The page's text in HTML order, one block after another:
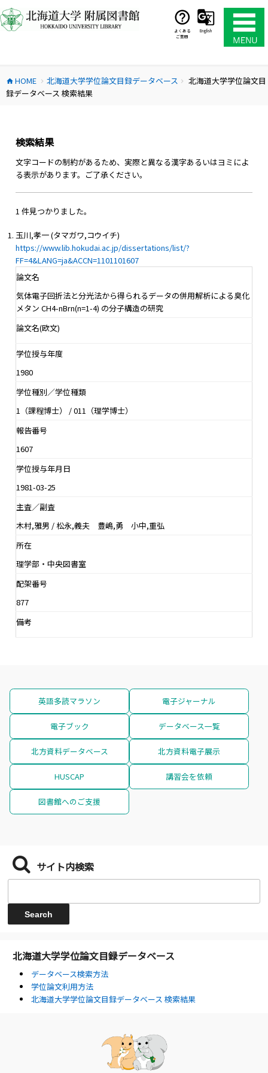
ン
テ
ス
キ
よくある
ご質問
English
home HOME chevron_right 北海道大学学位論文目録データベース chevron_right
北海道大学学位論文目
録データベース 検索結果
検索結果
文字コードの制約があるため、実際と異なる漢字あるいはヨミによ
る表示があります。ご了承ください。
1 件見つかりました。
玉川,孝一 (タマガワ,コウイチ)
https://www.lib.hokudai.ac.jp/dissertations/list/?
FF=4&LANG=ja&ACCN=1101101607
論文名
気体電子回折法と分光法から得られるデータの併用解析による臭化
メタン CH4-nBrn(n=1-4) の分子構造の研究
論文名(欧文)
学位授与年度
1980
学位種別／学位種類
1（課程博士） / 011（理学博士）
報告番号
1607
学位授与年月日
1981-03-25
主査／副査
木村,雅男 / 松永,義夫 豊嶋,勇 小中,重弘
所在
理学部・中央図書室
配架番号
877
備考
英語多読マラソン 電子ジャーナル
電子ブック データベース一覧
北方資料データベース 北方資料電子展示
HUSCAP 講習会を依頼
図書館へのご支援
サイト内検索
北海道大学学位論文目録データベース
データベース検索方法
学位論文利用方法
北海道大学学位論文目録データベース 検索結果